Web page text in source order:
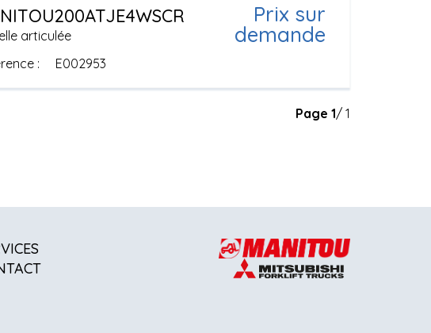
articulée
200ATJE4WSCR
E002953
Prix sur
demande
Page 1/ 1